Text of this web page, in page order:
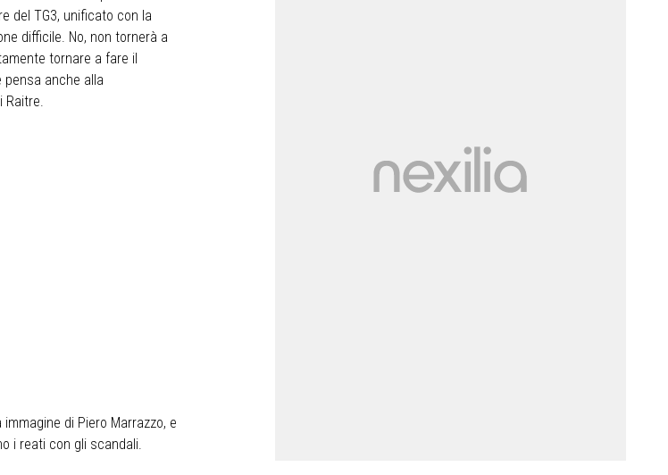
del TG3, unificato con la
difficile. No, non tornerà a
tornare a fare il
pensa anche alla
Raitre.
di Piero Marrazzo, e
i reati con gli scandali.